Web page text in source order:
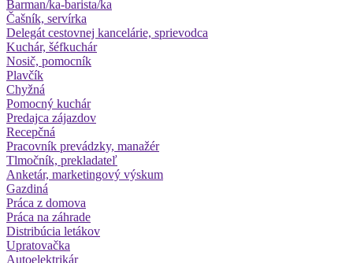
Barman/ka-barista/ka
Čašník, servírka
Delegát cestovnej kancelárie, sprievodca
Kuchár, šéfkuchár
Nosič, pomocník
Plavčík
Chyžná
Pomocný kuchár
Predajca zájazdov
Recepčná
Pracovník prevádzky, manažér
Tlmočník, prekladateľ
Anketár, marketingový výskum
Gazdiná
Práca z domova
Práca na záhrade
Distribúcia letákov
Upratovačka
Autoelektrikár